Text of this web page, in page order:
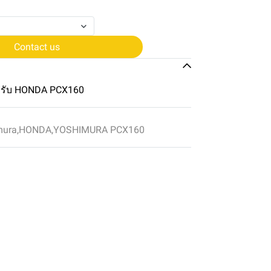
Contact us
บ HONDA PCX160
,HONDA,YOSHIMURA PCX160